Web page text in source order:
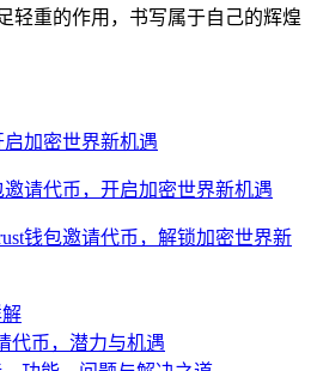
轻重的作用，书写属于自己的辉煌
加密世界新机遇
邀请代币，开启加密世界新机遇
钱包邀请代币，解锁加密世界新
代币，潜力与机遇